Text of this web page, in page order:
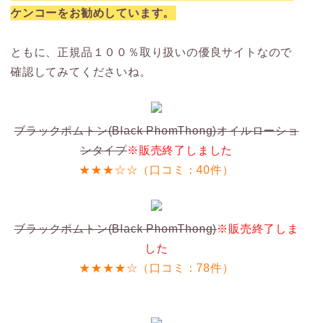
ケンコーをお勧めしています。
ともに、正規品１００％取り扱いの優良サイトなので
確認してみてくださいね。
ブラックポムトン(Black PhomThong)オイルローショ
ンタイプ※販売終了しました
★★★☆☆（口コミ：40件）
ブラックポムトン(Black PhomThong)※販売終了しま
した
★★★★☆（口コミ：78件）